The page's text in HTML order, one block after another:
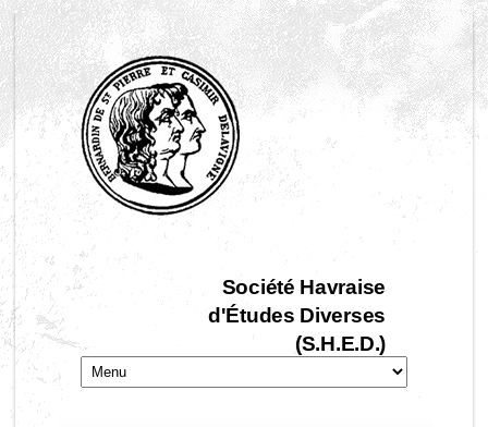
Société Havraise
d'Études Diverses
(S.H.E.D.)